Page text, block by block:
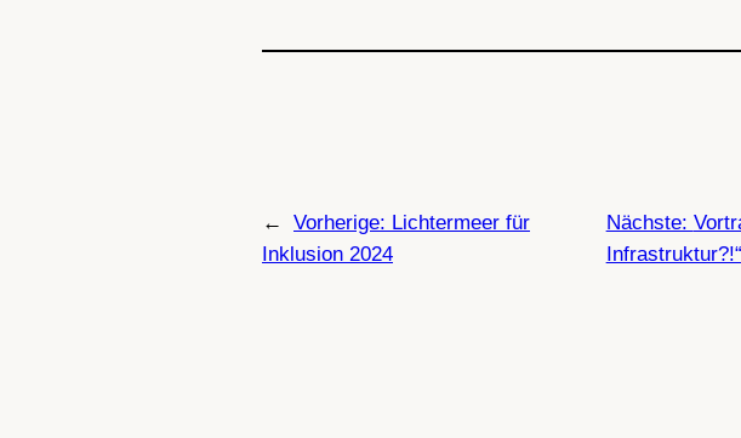
← Vorherige: Lichtermeer für
Inklusion 2024
Nächste:
Infrastruktur?!“